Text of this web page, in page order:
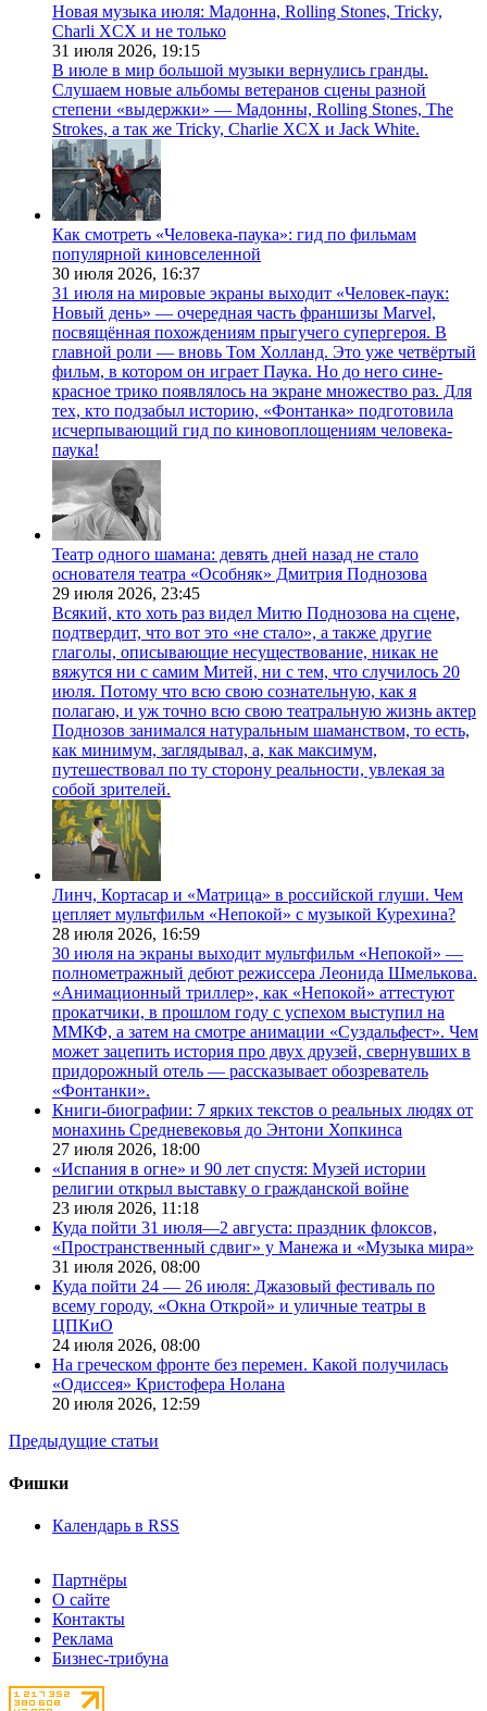
Новая музыка июля: Мадонна, Rolling Stones, Tricky,
Charli XCX и не только
31 июля 2026, 19:15
В июле в мир большой музыки вернулись гранды.
Слушаем новые альбомы ветеранов сцены разной
степени «выдержки» — Мадонны, Rolling Stones, The
Strokes, а так же Tricky, Charlie XCX и Jack White.
Как смотреть «Человека-паука»: гид по фильмам
популярной киновселенной
30 июля 2026, 16:37
31 июля на мировые экраны выходит «Человек-паук:
Новый день» — очередная часть франшизы Marvel,
посвящённая похождениям прыгучего супергероя. В
главной роли — вновь Том Холланд. Это уже четвёртый
фильм, в котором он играет Паука. Но до него сине-
красное трико появлялось на экране множество раз. Для
тех, кто подзабыл историю, «Фонтанка» подготовила
исчерпывающий гид по киновоплощениям человека-
паука!
Театр одного шамана: девять дней назад не стало
основателя театра «Особняк» Дмитрия Поднозова
29 июля 2026, 23:45
Всякий, кто хоть раз видел Митю Поднозова на сцене,
подтвердит, что вот это «не стало», а также другие
глаголы, описывающие несуществование, никак не
вяжутся ни с самим Митей, ни с тем, что случилось 20
июля. Потому что всю свою сознательную, как я
полагаю, и уж точно всю свою театральную жизнь актер
Поднозов занимался натуральным шаманством, то есть,
как минимум, заглядывал, а, как максимум,
путешествовал по ту сторону реальности, увлекая за
собой зрителей.
Линч, Кортасар и «Матрица» в российской глуши. Чем
цепляет мультфильм «Непокой» с музыкой Курехина?
28 июля 2026, 16:59
30 июля на экраны выходит мультфильм «Непокой» —
полнометражный дебют режиссера Леонида Шмелькова.
«Анимационный триллер», как «Непокой» аттестуют
прокатчики, в прошлом году с успехом выступил на
ММКФ, а затем на смотре анимации «Суздальфест». Чем
может зацепить история про двух друзей, свернувших в
придорожный отель — рассказывает обозреватель
«Фонтанки».
Книги-биографии: 7 ярких текстов о реальных людях от
монахинь Средневековья до Энтони Хопкинса
27 июля 2026, 18:00
«Испания в огне» и 90 лет спустя: Музей истории
религии открыл выставку о гражданской войне
23 июля 2026, 11:18
Куда пойти 31 июля—2 августа: праздник флоксов,
«Пространственный сдвиг» у Манежа и «Музыка мира»
31 июля 2026, 08:00
Куда пойти 24 — 26 июля: Джазовый фестиваль по
всему городу, «Окна Открой» и уличные театры в
ЦПКиО
24 июля 2026, 08:00
На греческом фронте без перемен. Какой получилась
«Одиссея» Кристофера Нолана
20 июля 2026, 12:59
Предыдущие статьи
Фишки
Календарь в RSS
Партнёры
О сайте
Контакты
Реклама
Бизнес-трибуна